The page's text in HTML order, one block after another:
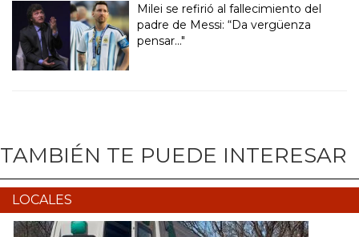
Milei se refirió al fallecimiento del
padre de Messi: “Da vergüenza
pensar..."
TAMBIÉN TE PUEDE INTERESAR
LOCALES